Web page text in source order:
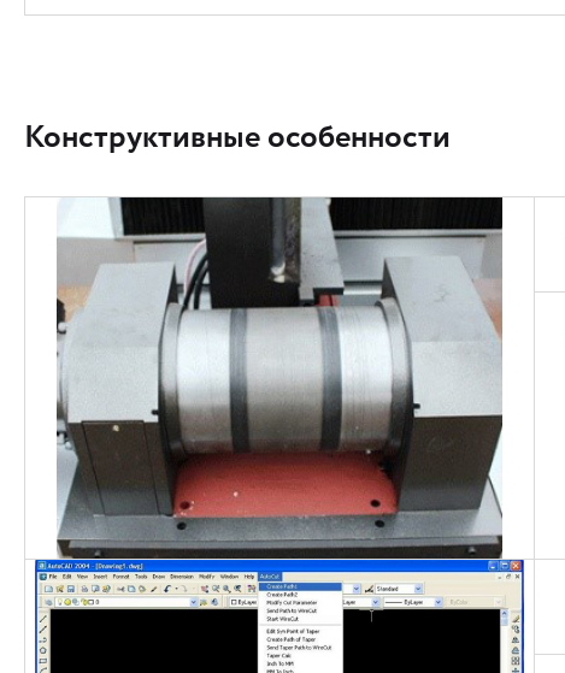
Конструктивные особенности